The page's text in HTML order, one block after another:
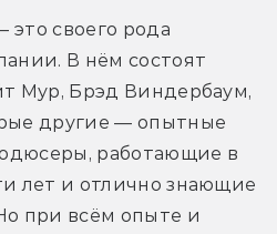
своего рода
В нём состоят
Мур, Брэд Виндербаум,
другие — опытные
работающие в
лет и отлично знающие
при всём опыте и